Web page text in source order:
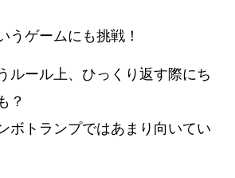
うゲームにも挑戦！
ルール上、ひっくり返す際にち
？
ボトランプではあまり向いてい